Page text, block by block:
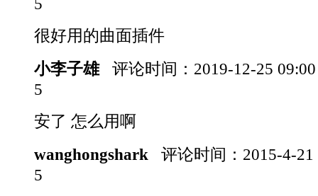
很好用的曲面插件
小李子雄
评论时间： 2019-12-25
5
安了 怎么用啊
wanghongshark
评论时间： 2015-4-
5